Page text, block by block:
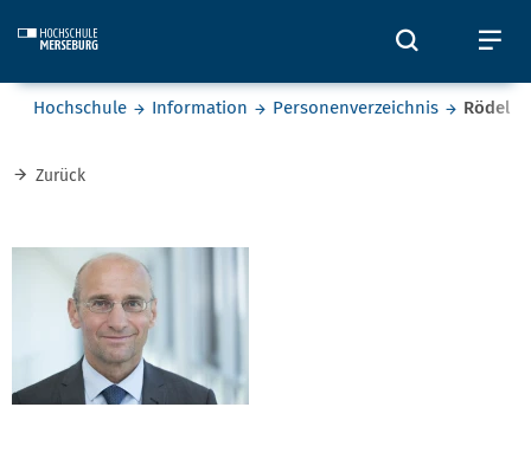
Öffnet
Sie befinden sich hier:
Hochschule Information Personenverzeichnis Rödel
Zurück